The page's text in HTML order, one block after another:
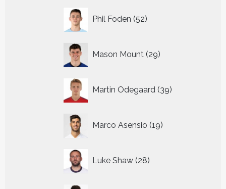
Phil Foden 52
producten
Mason Mount 29
producten
Martin Odegaard 39
producten
Marco Asensio 19
producten
Luke Shaw 28
producten